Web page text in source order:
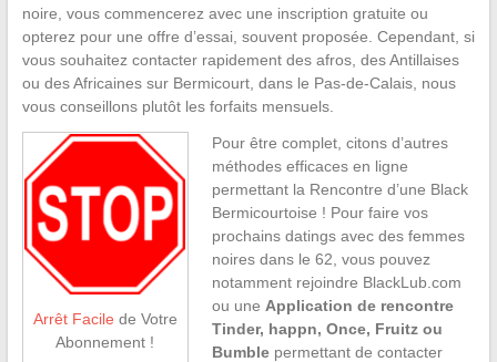
noire, vous commencerez avec une inscription gratuite ou
opterez pour une offre d’essai, souvent proposée. Cependant, si
vous souhaitez contacter rapidement des afros, des Antillaises
ou des Africaines sur Bermicourt, dans le Pas-de-Calais, nous
vous conseillons plutôt les forfaits mensuels.
Arrêt Facile de Votre
Abonnement !
Pour être complet, citons d’autres
méthodes efficaces en ligne
permettant la Rencontre d’une Black
Bermicourtoise ! Pour faire vos
prochains datings avec des femmes
noires dans le 62, vous pouvez
notamment rejoindre BlackLub.com
ou une Application de rencontre
Tinder, happn, Once, Fruitz ou
Bumblepermettant de contacter